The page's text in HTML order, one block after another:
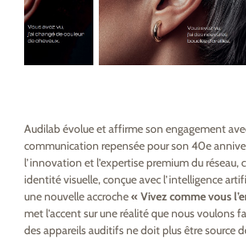
Audilab évolue et affirme son engagement
communication repensée pour son 40e
l’innovation et l’expertise premium du réseau,
identité visuelle, conçue avec l’intelligence
une nouvelle accroche« Vivez comme vous
met l’accent sur une réalité que nous voulons
des appareils auditifs ne doit plus être source